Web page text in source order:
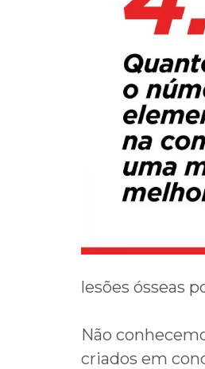
lesões ósseas
Não
criados em